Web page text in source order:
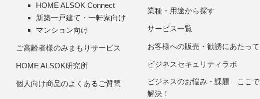
HOME ALSOK Connect
新築一戸建て・一軒家向け
マンション向け
ご高齢者様のみまもりサービス
HOME ALSOK研究所
個人向け商品のよくあるご質問
業種・用途から探す
サービス一覧
お客様への販売・勧誘にあたって
ビジネスセキュリティラボ
ビジネスのお悩み・課題 ここで
解決！